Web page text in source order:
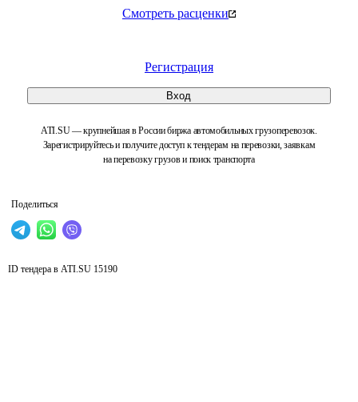
Смотреть расценки
Регистрация
Вход
ATI.SU — крупнейшая в России биржа автомобильных грузоперевозок.
Зарегистрируйтесь и получите доступ к тендерам на перевозки, заявкам
на перевозку грузов и поиск транспорта
Поделиться
ID тендера в ATI.SU 15190